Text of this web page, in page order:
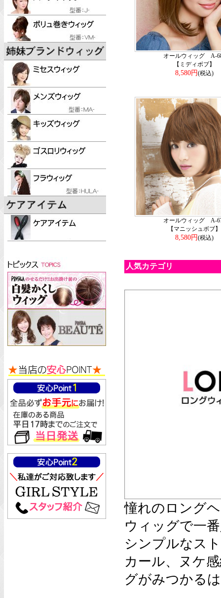
オールウィッグ A-
【ミディボブ】
8,580円(税込)
オールウィッグ A-
【マニッシュボブ】
8,580円(税込)
人気カテゴリ
憧れのロング
ウィッグで一
シンプルなス
カール、ヌケ
グがみつかる